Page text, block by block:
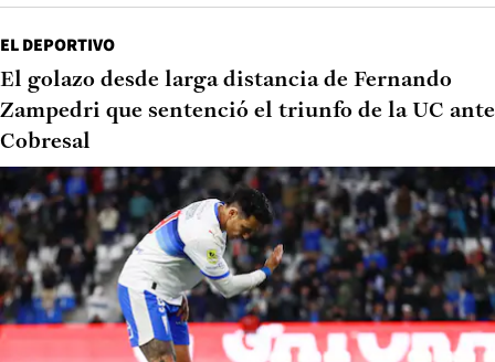
EL DEPORTIVO
El golazo desde larga distancia de Fernando
Zampedri que sentenció el triunfo de la UC ante
Cobresal